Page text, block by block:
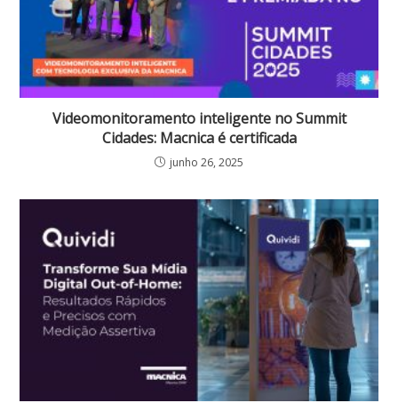
Videomonitoramento inteligente no Summit
Cidades: Macnica é certificada
junho 26, 2025